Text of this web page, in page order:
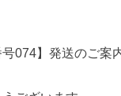
074】発送のご案